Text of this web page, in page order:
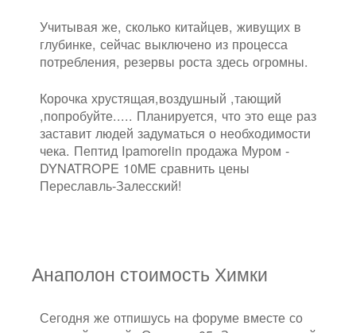
Учитывая же, сколько китайцев, живущих в
глубинке, сейчас выключено из процесса
потребления, резервы роста здесь огромны.
Корочка хрустящая,воздушный ,тающий
,попробуйте..... Планируется, что это еще раз
заставит людей задуматься о необходимости
чека. Пептид Ipamorelin продажа Муром -
DYNATROPE 10ME сравнить цены
Переславль-Залесский!
Анаполон стоимость Химки
Сегодня же отпишусь на форуме вместе со